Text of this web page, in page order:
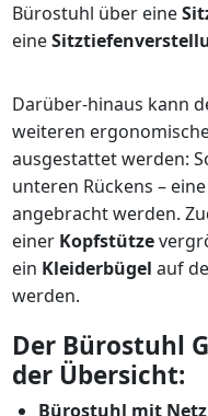
Bürostuhl über eine
eine
Darüber-hinaus kann
weiteren
ausgestattet werden:
unteren Rückens – eine
angebracht werden.
einer Kopfstütze
ein Kleiderbügel auf
werden.
Der Bürostuhl
der Übersicht:
Bürostuhl mit